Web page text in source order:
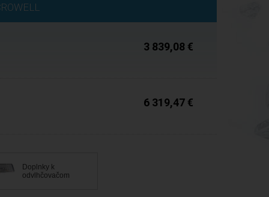
3 839,08 €
6 319,47 €
Doplnky k
odvlhčovačom